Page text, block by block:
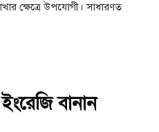
ক্ষেত্রে উপযোগী। সাধারণত
বানান